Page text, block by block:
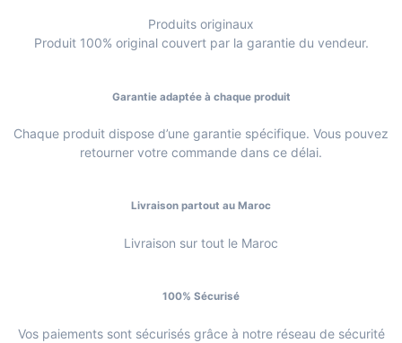
Produits originaux
Produit 100% original couvert par la garantie du vendeur.
Garantie adaptée à chaque produit
Chaque produit dispose d’une garantie spécifique. Vous pouvez
retourner votre commande dans ce délai.
Livraison partout au Maroc
Livraison sur tout le Maroc
100% Sécurisé
Vos paiements sont sécurisés grâce à notre réseau de sécurité